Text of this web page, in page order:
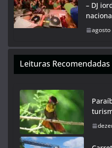
– DJ
agosto
Leituras Recomendadas